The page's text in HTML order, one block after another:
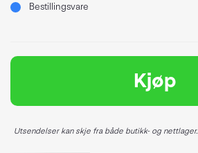
Bestillingsvare
Kjøp
Utsendelser kan skje fra både butikk- og nettlager.